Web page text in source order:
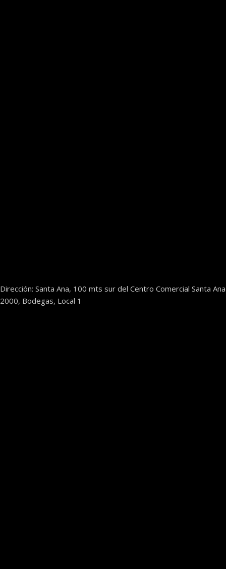
Dirección: Santa Ana, 100 mts sur del Centro Comercial Santa Ana
2000, Bodegas, Local 1